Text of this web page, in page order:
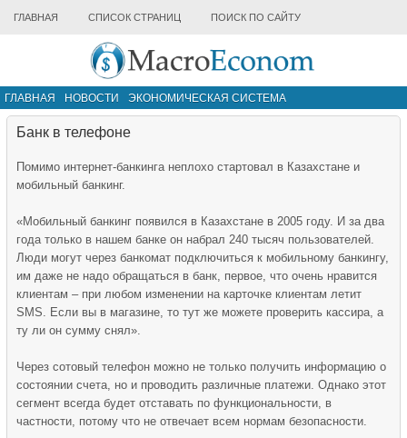
ГЛАВНАЯ СПИСОК СТРАНИЦ ПОИСК ПО САЙТУ
ГЛАВНАЯ НОВОСТИ
ЭКОНОМИЧЕСКАЯ СИСТЕМА
ИНФРАСТРУКТУРА РЫНКА
Банк в телефоне
Помимо интернет-банкинга неплохо стартовал в Казахстане и
мобильный банкинг.
«Мобильный банкинг появился в Казахстане в 2005 году. И за два
года только в нашем банке он набрал 240 тысяч пользователей.
Люди могут через банкомат подключиться к мобильному банкингу,
им даже не надо обращаться в банк, первое, что очень нравится
клиентам – при любом изменении на карточке клиентам летит
SMS. Если вы в магазине, то тут же можете проверить кассира, а
ту ли он сумму снял».
Через сотовый телефон можно не только получить информацию о
состоянии счета, но и проводить различные платежи. Однако этот
сегмент всегда будет отставать по функциональности, в
частности, потому что не отвечает всем нормам безопасности.